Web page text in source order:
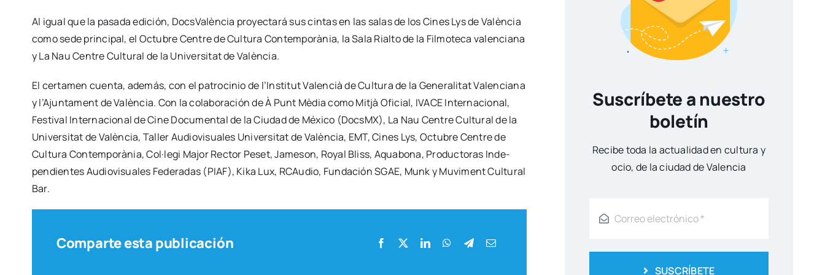
Al igual que la pasa­da edi­ción, Docs­Va­lèn­cia pro­yec­ta­rá sus cin­tas en las salas de los Cines Lys de Valèn­cia
como sede prin­ci­pal, el Octu­bre Cen­tre de Cul­tu­ra Con­tem­po­rà­nia, la Sala Rial­to de la Fil­mo­te­ca valen­cia­na
y La Nau Cen­tre Cul­tu­ral de la Uni­ver­si­tat de Valèn­cia.
El cer­ta­men cuen­ta, ade­más, con el patro­ci­nio de l’Ins­ti­tut Valen­cià de Cul­tu­ra de la Gene­ra­li­tat Valen­cia­na
y l’A­jun­ta­ment de Valèn­cia. Con la cola­bo­ra­ción de À Punt Mèdia como Mit­jà Ofi­cial, IVACE Inter­na­cio­nal,
Fes­ti­val Inter­na­cio­nal de Cine Docu­men­tal de la Ciu­dad de Méxi­co (DocsMX), La Nau Cen­tre Cul­tu­ral de la
Uni­ver­si­tat de Valèn­cia, Taller Audio­vi­sua­les Uni­ver­si­tat de Valèn­cia, EMT, Cines Lys, Octu­bre Cen­tre de
Cul­tu­ra Con­tem­po­rà­nia, Col·legi Major Rec­tor Peset, Jame­son, Royal Bliss, Aqua­bo­na, Pro­duc­to­ras Inde­
pen­dien­tes Audio­vi­sua­les Fede­ra­das (PIAF), Kika Lux, RCAu­dio, Fun­da­ción SGAE, Munk y Muvi­ment Cul­tu­ral
Bar.
Comparte esta publicación
Suscríbete a nuestro
boletín
Reci­be toda la actua­li­dad en cul­tu­ra y
ocio, de la ciu­dad de Valen­cia
SUSCRÍBETE